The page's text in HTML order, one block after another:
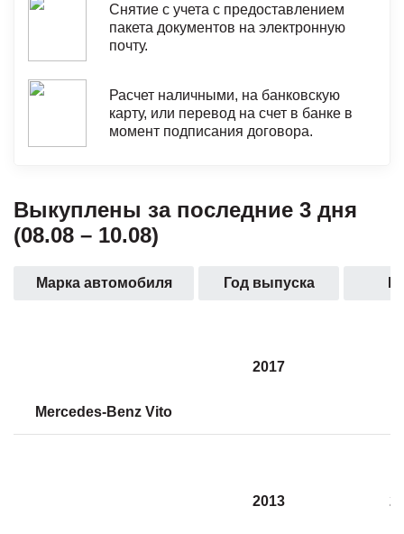
Снятие с учета с предоставлением
пакета документов на электронную
почту.
Расчет наличными, на банковскую
карту, или перевод на счет в банке в
момент подписания договора.
Выкуплены за последние 3 дня
(08.08 – 10.08)
Марка автомобиля Год выпуска
Mercedes-Benz Vito
2017
2013